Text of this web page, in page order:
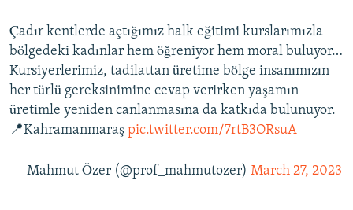
Çadır kentlerde açtığımız halk eğitimi kurslarımızla
bölgedeki kadınlar hem öğreniyor hem moral buluyor…
Kursiyerlerimiz, tadilattan üretime bölge insanımızın
her türlü gereksinimine cevap verirken yaşamın
üretimle yeniden canlanmasına da katkıda bulunuyor.
📍Kahramanmaraş pic.twitter.com/7rtB3ORsuA
— Mahmut Özer (@prof_mahmutozer) March 27, 2023